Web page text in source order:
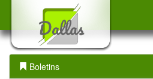
Boletins